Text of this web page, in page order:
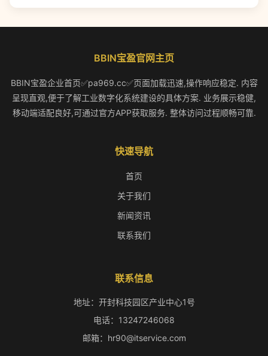
BBIN宝盈官网主页
BBIN宝盈企业首页✅pa969.cc✅页面加载迅速,操作响应稳定. 内容
呈现直观,便于了解工业数字化系统建设的具体方案. 业务展示稳健,
移动端适配良好,可通过官方APP获取服务. 整体访问过程顺畅可靠.
快速导航
首页
关于我们
新闻资讯
联系我们
联系信息
地址：开封科技园区产业中心1号
电话：13247246068
邮箱：hr90@itservice.com